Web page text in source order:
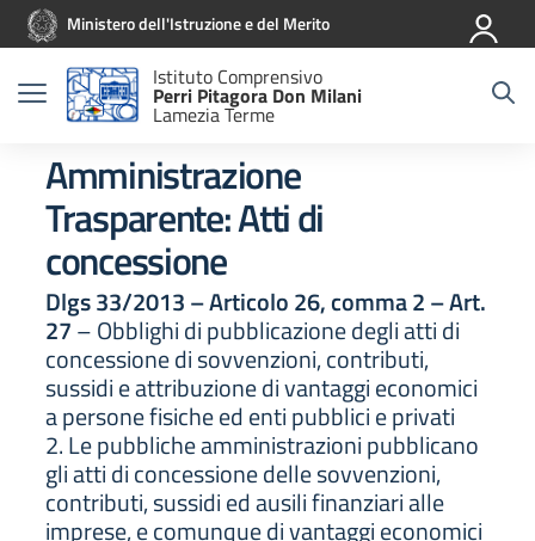
Vai ai contenuti
Vai al menu di navigazione
Vai al footerMinistero dell'Istruzione e del Merito
Istituto Comprensivo
Perri Pitagora Don Milani
Lamezia Terme
Amministrazione
Trasparente:Atti di
concessione
Dlgs 33/2013 – Articolo 26, comma 2 – Art.
27– Obblighi di pubblicazione degli atti di
concessione di sovvenzioni, contributi,
sussidi e attribuzione di vantaggi economici
a persone fisiche ed enti pubblici e privati
2. Le pubbliche amministrazioni pubblicano
gli atti di concessione delle sovvenzioni,
contributi, sussidi ed ausili finanziari alle
imprese, e comunque di vantaggi economici